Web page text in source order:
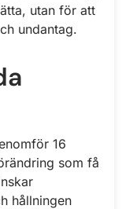
utan för att
undantag.
16
som få
hållningen